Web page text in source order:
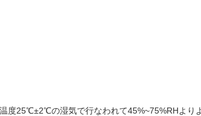
度25℃±2℃の湿気で行なわれて45%~75%RHより